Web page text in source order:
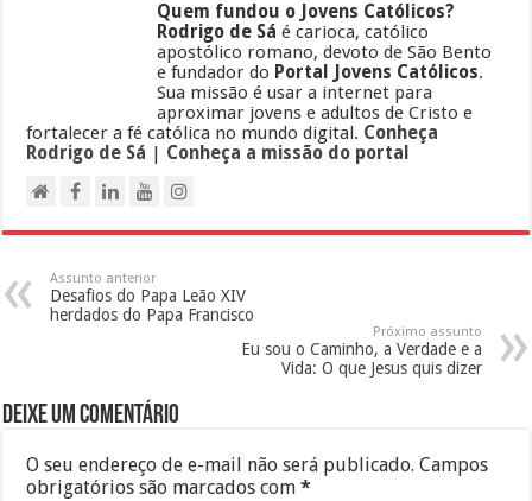
Quem fundou o Jovens Católicos?
Rodrigo de Sá é carioca, católico
apostólico romano, devoto de São Bento
e fundador do Portal Jovens Católicos.
Sua missão é usar a internet para
aproximar jovens e adultos de Cristo e
fortalecer a fé católica no mundo digital. Conheça
Rodrigo de Sá
Conheça a missão do portal
Assunto anterior
Desafios do Papa Leão XIV
herdados do Papa Francisco
Próximo assunto
Eu sou o Caminho, a Verdade e a
Vida: O que Jesus quis dizer
Deixe um comentário
O seu endereço de e-mail não será publicado. Campos
obrigatórios são marcados com*